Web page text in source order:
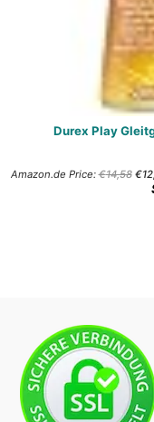
Durex Play
Amazon.de Price:€14,58
war:
€